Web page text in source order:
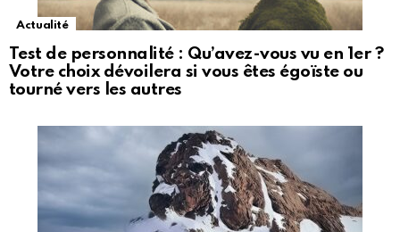
Actualité
Test de personnalité : Qu’avez-vous vu en 1er ?
Votre choix dévoilera si vous êtes égoïste ou
tourné vers les autres